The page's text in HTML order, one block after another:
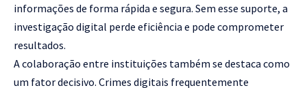
informações de forma rápida e segura. Sem esse suporte, a
investigação digital perde eficiência e pode comprometer
resultados.
A colaboração entre instituições também se destaca como
um fator decisivo. Crimes digitais frequentemente